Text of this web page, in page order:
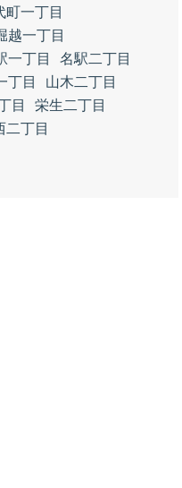
町一丁目
越一丁目
一丁目
名駅二丁目
丁目
山木二丁目
目
栄生二丁目
二丁目